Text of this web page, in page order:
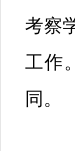
考察
工作
同。